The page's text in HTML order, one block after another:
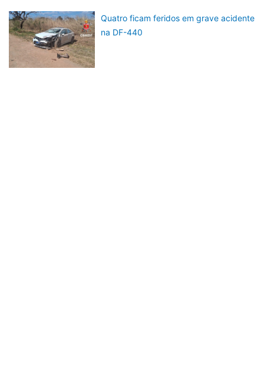
Quatro ficam feridos em grave acidente
na DF-440